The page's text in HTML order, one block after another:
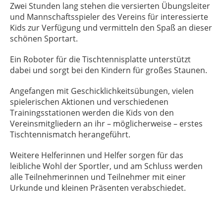
Zwei Stunden lang stehen die versierten Übungsleiter
und Mannschaftsspieler des Vereins für interessierte
Kids zur Verfügung und vermitteln den Spaß an dieser
schönen Sportart.
Ein Roboter für die Tischtennisplatte unterstützt
dabei und sorgt bei den Kindern für großes Staunen.
Angefangen mit Geschicklichkeitsübungen, vielen
spielerischen Aktionen und verschiedenen
Trainingsstationen werden die Kids von den
Vereinsmitgliedern an ihr – möglicherweise – erstes
Tischtennismatch herangeführt.
Weitere Helferinnen und Helfer sorgen für das
leibliche Wohl der Sportler, und am Schluss werden
alle Teilnehmerinnen und Teilnehmer mit einer
Urkunde und kleinen Präsenten verabschiedet.